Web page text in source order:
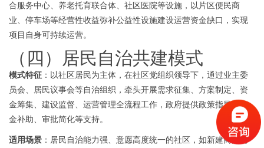
合服务中心、养老托育联合体、社区医院等设施，以片区便民商
业、停车场等经营性收益弥补公益性设施建设运营资金缺口，实现
项目自身可持续运营。
（四）居民自治共建模式
模式特征 ：以社区居民为主体，在社区党组织领导下，通过业主委
员会、居民议事会等自治组织，牵头开展需求征集、方案制定、资
金筹集、建设监督、运营管理全流程工作，政府提供政策指导、资
金补助、审批简化等支持。
适用场景 ：居民自治能力强、意愿高度统一的社区，如新建商品房